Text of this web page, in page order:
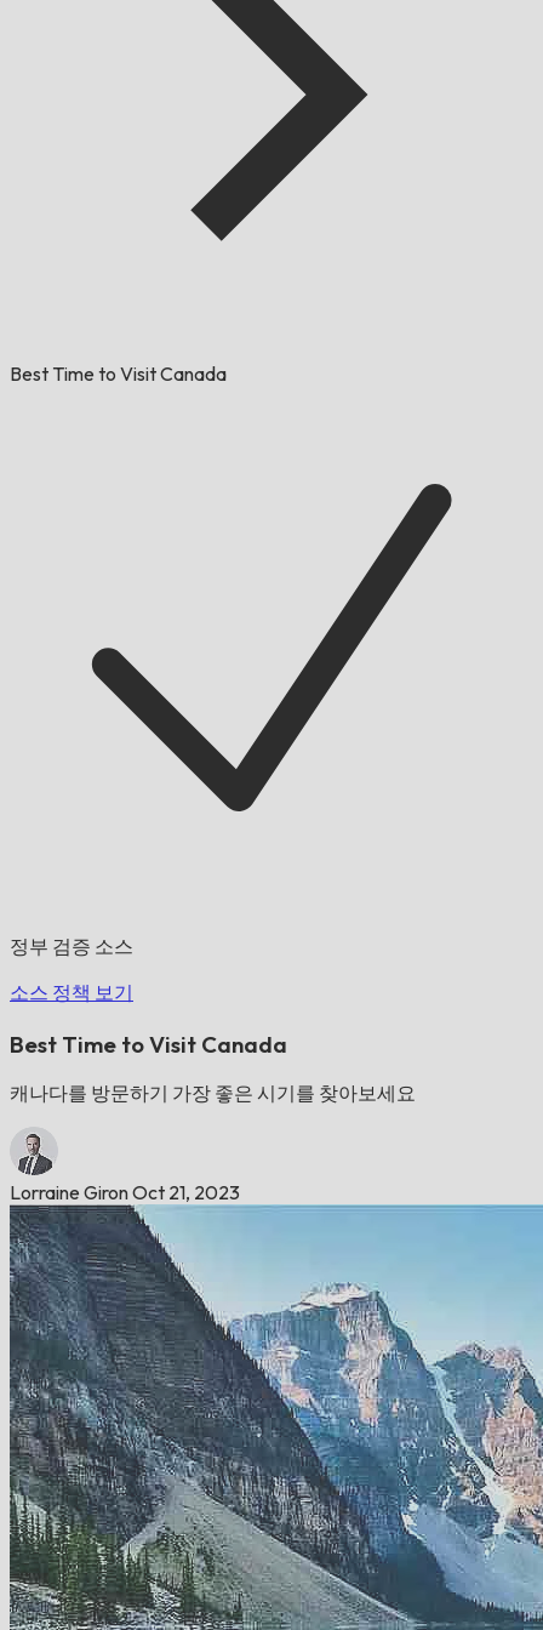
Best Time to Visit Canada
정부 검증 소스
소스 정책 보기
Best Time to Visit Canada
캐나다를 방문하기 가장 좋은 시기를 찾아보세요
Lorraine GironOct 21, 2023